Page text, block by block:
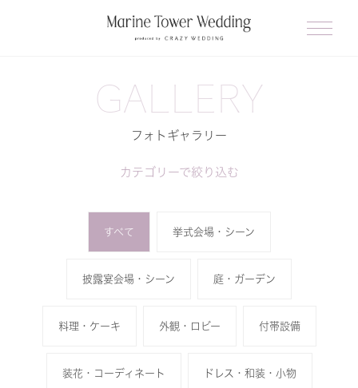
GALLERY
フォトギャラリー
カテゴリーで絞り込む
すべて 挙式会場・シーン
披露宴会場・シーン 庭・ガーデン
料理・ケーキ 外観・ロビー 付帯設備
装花・コーディネート ドレス・和装・小物